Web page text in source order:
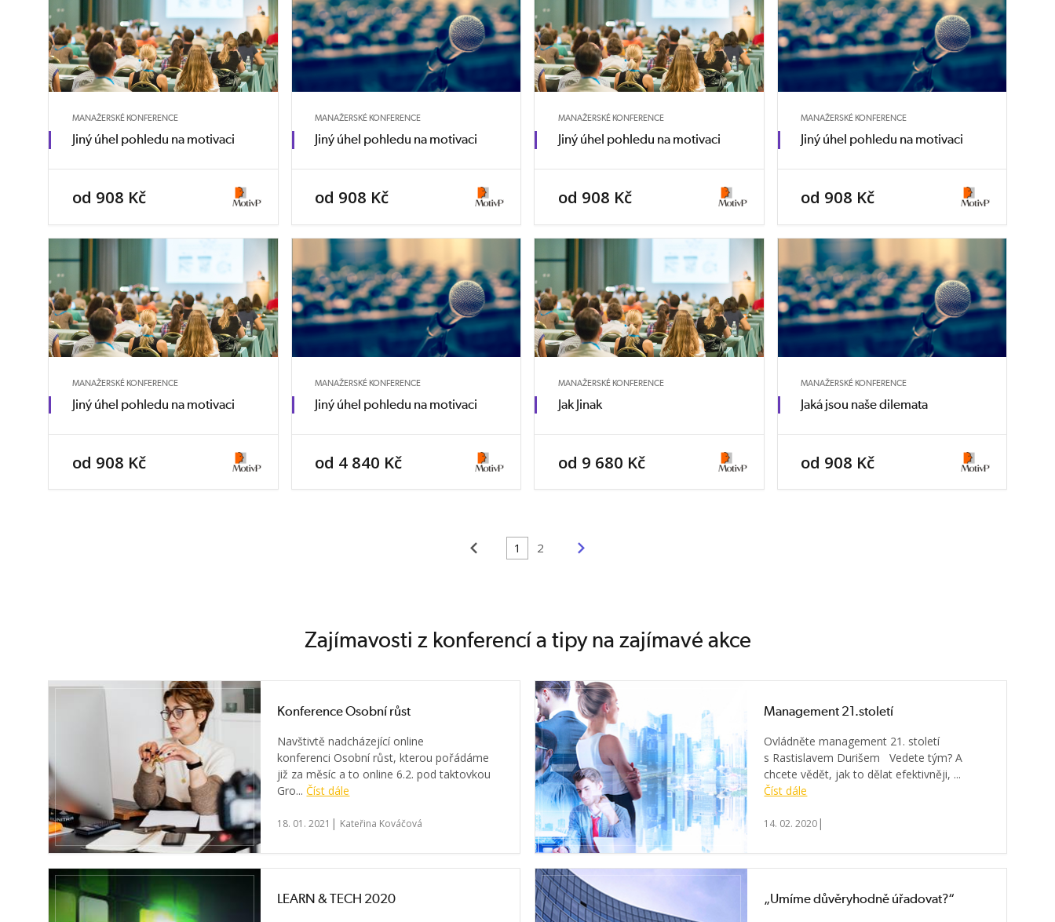
MANAŽERSKÉ KONFERENCE
Jiný úhel pohledu na motivaci
od 908 Kč
MANAŽERSKÉ KONFERENCE
Jiný úhel pohledu na motivaci
od 908 Kč
MANAŽERSKÉ KONFERENCE
Jiný úhel pohledu na motivaci
od 908 Kč
MANAŽERSKÉ KONFERENCE
Jiný úhel pohledu na motivaci
od 908 Kč
MANAŽERSKÉ KONFERENCE
Jiný úhel pohledu na motivaci
od 908 Kč
MANAŽERSKÉ KONFERENCE
Jiný úhel pohledu na motivaci
od 4 840 Kč
MANAŽERSKÉ KONFERENCE
Jak Jinak
od 9 680 Kč
MANAŽERSKÉ KONFERENCE
Jaká jsou naše dilemata
od 908 Kč
1 2
Zajímavosti z konferencí a tipy na zajímavé akce
Konference Osobní růst
Navštivtě nadcházející online
konferenci Osobní růst, kterou pořádáme
již za měsíc a to online 6.2. pod taktovkou
Gro...Číst dále
18. 01. 2021 | Kateřina Kováčová
Management 21.století
Ovládněte management 21. století
s Rastislavem Durišem Vedete tým? A
chcete vědět, jak to dělat efektivněji, ...
Číst dále
14. 02. 2020 |
LEARN & TECH 2020 „Umíme důvěryhodně úřadovat?“